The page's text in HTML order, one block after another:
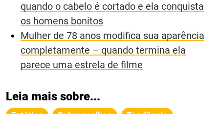
quando o cabelo é cortado e ela conquista
os homens bonitos
Mulher de 78 anos modifica sua aparência
completamente – quando termina ela
parece uma estrela de filme
Leia mais sobre...